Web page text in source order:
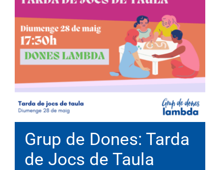
Grup de Dones: Tarda
de Jocs de Taula